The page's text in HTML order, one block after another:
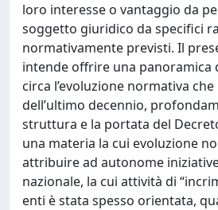
loro interesse o vantaggio da
soggetto giuridico da specifici
normativamente previsti. Il
intende offrire una panoramica
circa l’evoluzione normativa
dell’ultimo decennio,
struttura e la portata del
una materia la cui evoluzione
attribuire ad autonome
nazionale, la cui attività di
enti è stata spesso orientata,